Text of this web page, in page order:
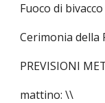
Fuoco di
Cerimonia della
PREVISIONI
mattino: \\